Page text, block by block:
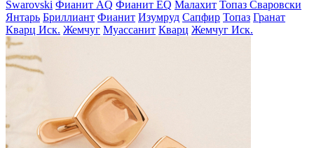
Swarovski Фианит AQ Фианит EQ Малахит Топаз Сваровски
Янтарь Бриллиант Фианит Изумруд Сапфир Топаз Гранат
Кварц Иск. Жемчуг Муассанит Кварц Жемчуг Иск.